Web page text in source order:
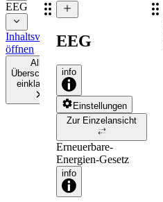
EEG
Inhaltsverzeichnis
öffnen
Alle
Überschriften
einklappen
EEG
info
Einstellungen
Zur Einzelansicht
Erneuerbare-
Energien-Gesetz
info